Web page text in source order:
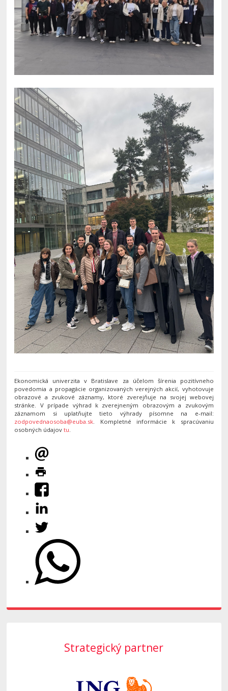
Ekonomická univerzita v Bratislave za účelom šírenia pozitívneho
povedomia a propagácie organizovaných verejných akcií, vyhotovuje
obrazové a zvukové záznamy, ktoré zverejňuje na svojej webovej
stránke. V prípade výhrad k zverejneným obrazovým a zvukovým
záznamom si uplatňujte tieto výhrady písomne na e-mail:
zodpovednaosoba@euba.sk. Kompletné informácie k spracúvaniu
osobných údajovtu.
Strategický partner